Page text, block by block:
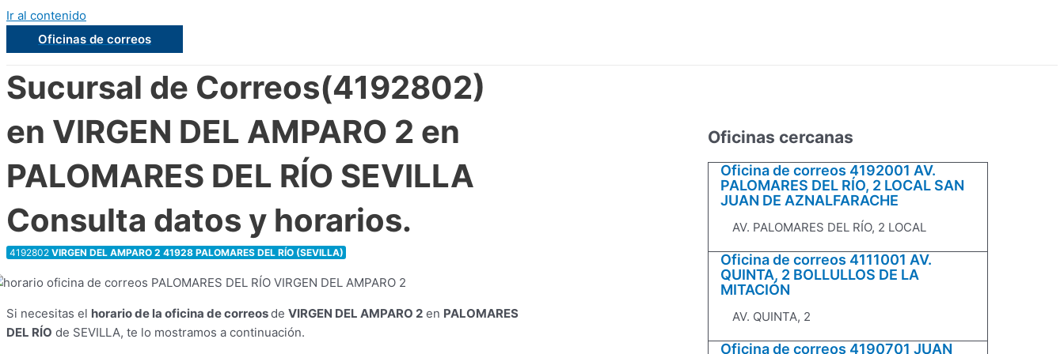
Ir al contenido
Oficinas de correos
Sucursal de Correos(4192802)
en VIRGEN DEL AMPARO 2 en
PALOMARES DEL RÍO SEVILLA
Consulta datos y horarios.
4192802 VIRGEN DEL AMPARO 2 41928 PALOMARES DEL RÍO (SEVILLA)
Si necesitas el horario de la oficina de correosde VIRGEN DEL AMPARO 2 en PALOMARES
DEL RÍO de SEVILLA, te lo mostramos a continuación.
Oficinas cercanas
Oficina de correos 4192001 AV.
PALOMARES DEL RÍO, 2 LOCAL SAN
JUAN DE AZNALFARACHE
AV. PALOMARES DEL RÍO, 2 LOCAL
Oficina de correos 4111001 AV.
QUINTA, 2 BOLLULLOS DE LA
MITACIÓN
AV. QUINTA, 2
Oficina de correos 4190701 JUAN